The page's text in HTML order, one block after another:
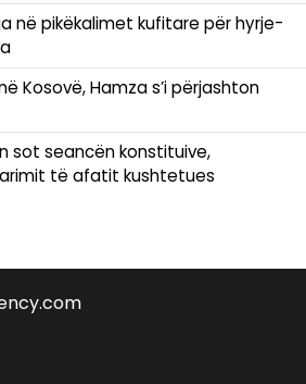
në pikëkalimet kufitare për hyrje-
Kosovë, Hamza s’i përjashton
sot seancën konstituive,
të afatit kushtetues